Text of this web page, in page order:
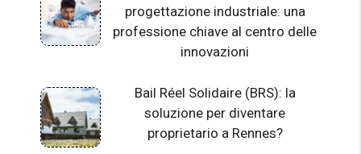
progettazione industriale: una
professione chiave al centro delle
innovazioni
Bail Réel Solidaire (BRS): la
soluzione per diventare
proprietario a Rennes?